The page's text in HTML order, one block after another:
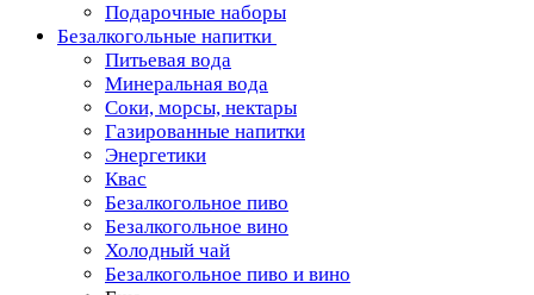
Подарочные наборы
Безалкогольные напитки
Питьевая вода
Минеральная вода
Соки, морсы, нектары
Газированные напитки
Энергетики
Квас
Безалкогольное пиво
Безалкогольное вино
Холодный чай
Безалкогольное пиво и вино